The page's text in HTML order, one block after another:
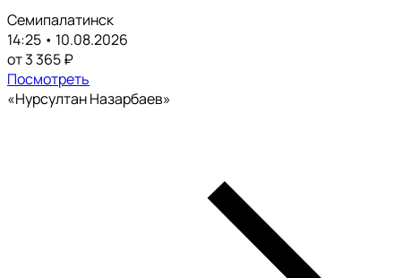
Семипалатинск
14:25 • 10.08.2026
от 3 365 ₽
Посмотреть
«Нурсултан Назарбаев»